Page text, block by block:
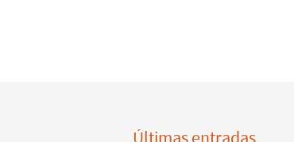
Últimas entradas